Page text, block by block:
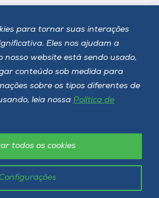
para tornar suas interações
Eles nos ajudam a
nosso website está sendo usado,
conteúdo sob medida para
sobre os tipos diferentes de
leia nossa Política de
todos os cookies
reservados